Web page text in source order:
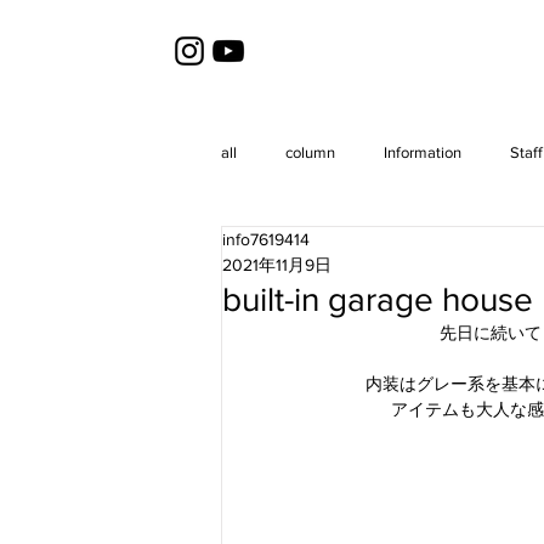
all column Information
built-in garage
info7619414
2021年11月9日
先日に続い
内装はグレー系を基本
アイテムも大人な